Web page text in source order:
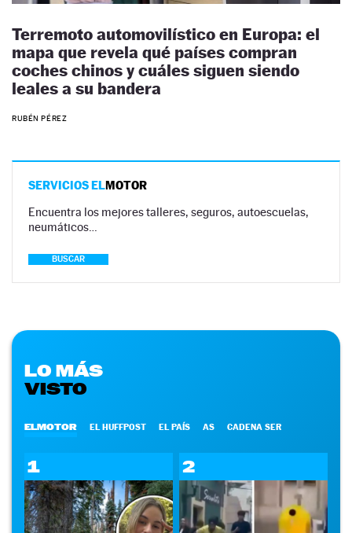
Terremoto automovilístico en Europa: el
mapa que revela qué países compran
coches chinos y cuáles siguen siendo
leales a su bandera
RUBÉN PÉREZ
SERVICIOS ELMOTOR
Encuentra los mejores talleres, seguros, autoescuelas,
neumáticos…
BUSCAR
LO MÁS
VISTO
ELMOTOR EL HUFFPOST EL PAÍS AS CADENA SER
1 2